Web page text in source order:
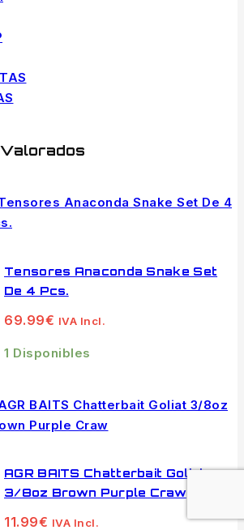
Tensores Anaconda Snake Set
De 4 Pcs.
69.99€ IVA Incl.
1 Disponibles
AGR BAITS Chatterbait Goliat
3/8oz Brown Purple Craw
11.99€ IVA Incl.